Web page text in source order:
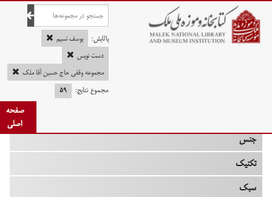
صفحه اصلی
پالایش:
یوسف نسیم
دست نویس
مجموعه وقفی حاج حسین آقا ملک
مجموع نتایج:
۵۹
صفحه
اصلی
جنس
تکنیک
سبک